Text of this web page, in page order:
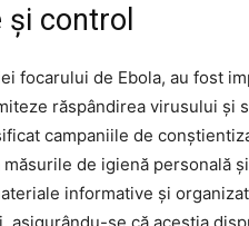
control
focarului de Ebola, au fost
răspândirea virusului și
campaniile de
de igienă personală
informative și
asigurându-se că aceștia